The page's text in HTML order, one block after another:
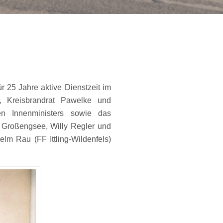
25 Jahre aktive Dienstzeit im
Pawelke und
Innenministers sowie das
Willy Regler und
Rau (FF Ittling-Wildenfels)